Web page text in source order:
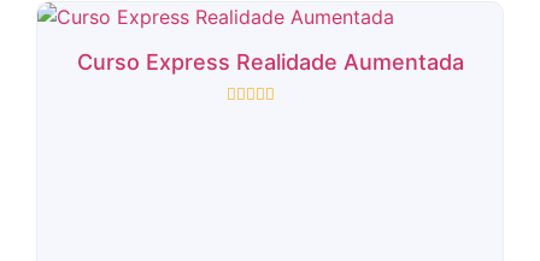
Curso Express Realidade Aumentada